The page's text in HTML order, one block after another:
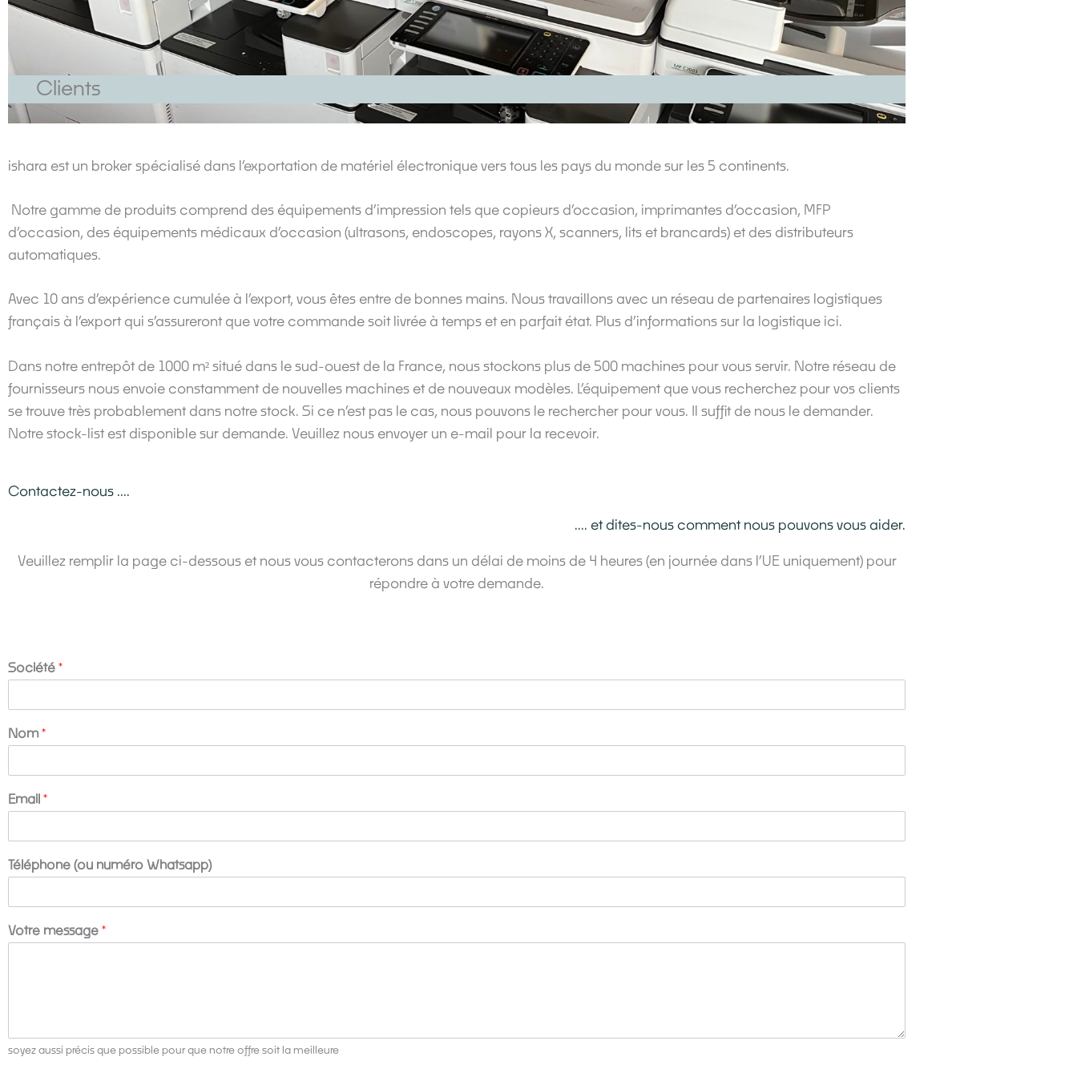
Clients
ishara est un broker spécialisé dans l’exportation de matériel électronique vers tous les pays du monde sur les 5 continents.
Notre gamme de produits comprend des équipements d’impression tels que copieurs d’occasion, imprimantes d’occasion, MFP
d’occasion, des équipements médicaux d’occasion (ultrasons, endoscopes, rayons X, scanners, lits et brancards) et des distributeurs
automatiques.
Avec 10 ans d’expérience cumulée à l’export, vous êtes entre de bonnes mains. Nous travaillons avec un réseau de partenaires logistiques
français à l’export qui s’assureront que votre commande soit livrée à temps et en parfait état. Plus d’informations sur la logistique ici.
Dans notre entrepôt de 1000 m² situé dans le sud-ouest de la France, nous stockons plus de 500 machines pour vous servir. Notre réseau de
fournisseurs nous envoie constamment de nouvelles machines et de nouveaux modèles. L’équipement que vous recherchez pour vos clients
se trouve très probablement dans notre stock. Si ce n’est pas le cas, nous pouvons le rechercher pour vous. Il suffit de nous le demander.
Notre stock-list est disponible sur demande. Veuillez nous envoyer un e-mail pour la recevoir.
Contactez-nous ....
.... et dites-nous comment nous pouvons vous aider.
Veuillez remplir la page ci-dessous et nous vous contacterons dans un délai de moins de 4 heures (en journée dans l’UE uniquement) pour
répondre à votre demande.
Société *
Nom*
Email *
*
(
u
o
Téléphone (ou numéro Whatsapp)
Votre message *
soyez aussi précis que possible pour que notre offre soit la meilleure